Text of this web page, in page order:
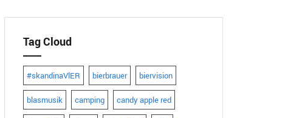
Tag Cloud
#skandinaVlER bierbrauer biervision
blasmusik camping candy apple red